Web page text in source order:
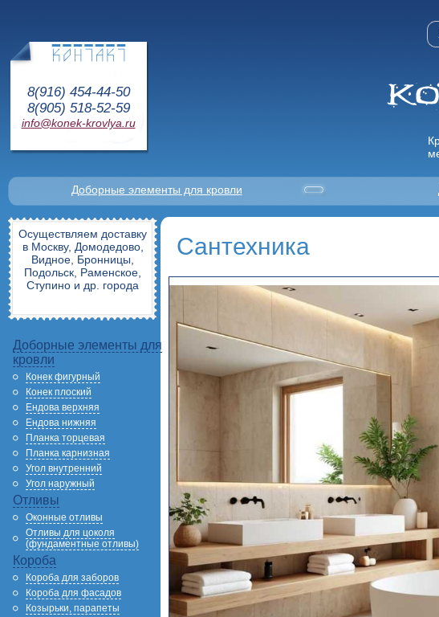
8(916) 454-44-50
8(905) 518-52-59
info@konek-krovlya.ru
Доборные элементы для кровли
Осуществляем доставку
в Москву, Домодедово,
Видное, Бронницы,
Подольск, Раменское,
Ступино и др. города
Доборные элементы для
кровли
Конек фигурный
Конек плоский
Ендова верхняя
Ендова нижняя
Планка торцевая
Планка карнизная
Угол внутренний
Угол наружный
Отливы
Оконные отливы
Отливы для цоколя
(фундаментные отливы)
Короба
Короба для заборов
Короба для фасадов
Козырьки, парапеты
Сантехника